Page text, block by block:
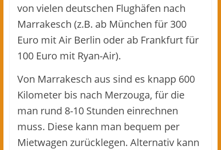
von vielen deutschen Flughäfen nach
Marrakesch (z.B. ab München für 300
Euro mit Air Berlin oder ab Frankfurt für
100 Euro mit Ryan-Air).
Von Marrakesch aus sind es knapp 600
Kilometer bis nach Merzouga, für die
man rund 8-10 Stunden einrechnen
muss. Diese kann man bequem per
Mietwagen zurücklegen. Alternativ kann